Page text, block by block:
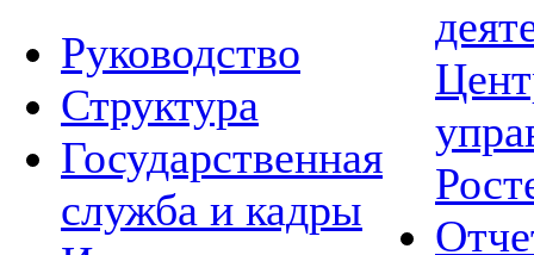
Руководство
Структура
Государственная
служба и кадры